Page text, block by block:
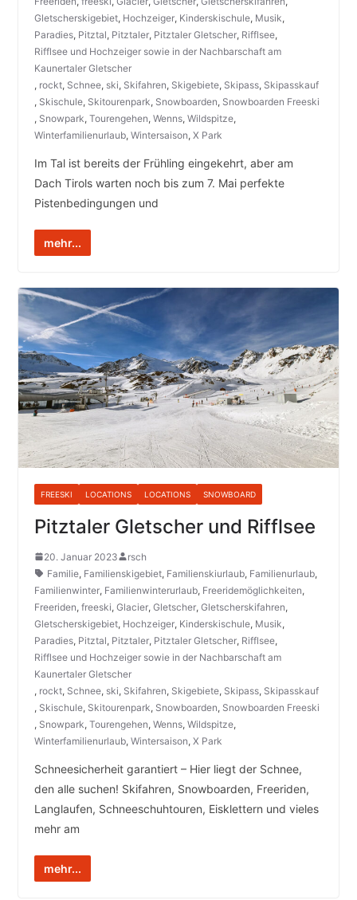
Gletscherskigebiet, Hochzeiger, Kinderskischule, Musik,
Paradies, Pitztal, Pitztaler, Pitztaler Gletscher, Rifflsee,
Rifflsee und Hochzeiger sowie in der Nachbarschaft am
Kaunertaler Gletscher
, rockt, Schnee, ski, Skifahren, Skigebiete, Skipass, Skipasskauf
, Skischule, Skitourenpark, Snowboarden, Snowboarden Freeski
, Snowpark, Tourengehen, Wenns, Wildspitze,
Winterfamilienurlaub, Wintersaison, X Park
Im Tal ist bereits der Frühling eingekehrt, aber am
Dach Tirols warten noch bis zum 7. Mai perfekte
Pistenbedingungen und
mehr...
FREESKI LOCATIONS LOCATIONS SNOWBOARD
Pitztaler Gletscher und Rifflsee
20. Januar 2023
rsch
Familie, Familienskigebiet, Familienskiurlaub, Familienurlaub,
Familienwinter, Familienwinterurlaub, Freeridemöglichkeiten,
Freeriden, freeski, Glacier, Gletscher, Gletscherskifahren,
Gletscherskigebiet, Hochzeiger, Kinderskischule, Musik,
Paradies, Pitztal, Pitztaler, Pitztaler Gletscher, Rifflsee,
Rifflsee und Hochzeiger sowie in der Nachbarschaft am
Kaunertaler Gletscher
, rockt, Schnee, ski, Skifahren, Skigebiete, Skipass, Skipasskauf
, Skischule, Skitourenpark, Snowboarden, Snowboarden Freeski
, Snowpark, Tourengehen, Wenns, Wildspitze,
Winterfamilienurlaub, Wintersaison, X Park
Schneesicherheit garantiert – Hier liegt der Schnee,
den alle suchen! Skifahren, Snowboarden, Freeriden,
Langlaufen, Schneeschuhtouren, Eisklettern und vieles
mehr am
mehr...